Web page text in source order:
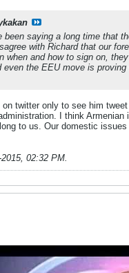
been saying a long time that
with Richard that our
when and how to sign on,
even the EEU move is
twitter only to see him
I think
to us. Our domestic
2015, 02:32 PM.